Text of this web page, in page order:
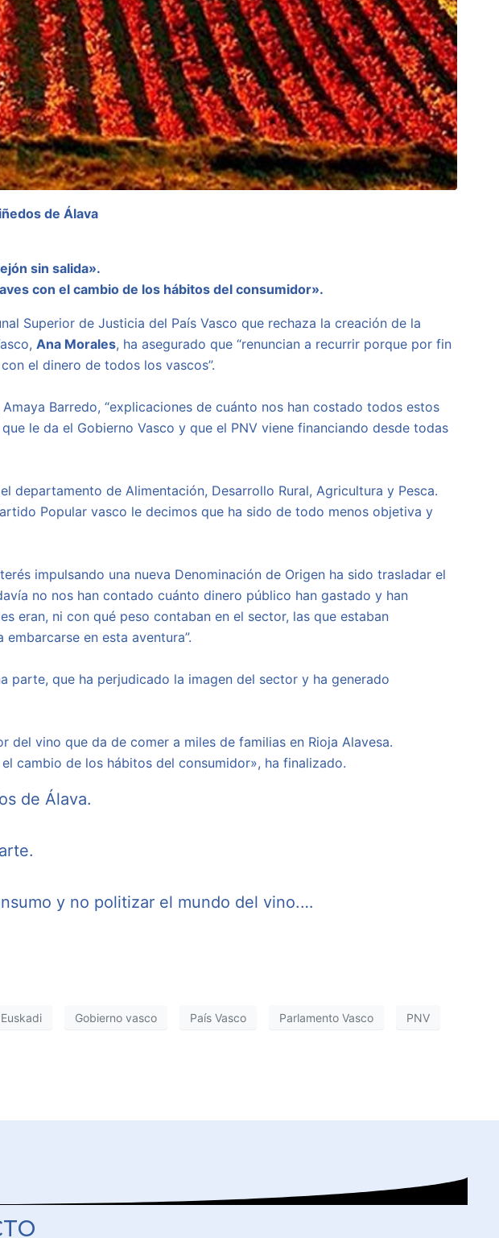
de Álava
sin salida».
con el cambio de los hábitos del consumidor».
Superior de Justicia del País Vasco que rechaza la creación de la
Ana Morales, ha asegurado que “renuncian a recurrir porque por fin
el dinero de todos los vascos”.
Barredo, “explicaciones de cuánto nos han costado todos estos
le da el Gobierno Vasco y que el PNV viene financiando desde todas
departamento de Alimentación, Desarrollo Rural, Agricultura y Pesca.
Popular vasco le decimos que ha sido de todo menos objetiva y
impulsando una nueva Denominación de Origen ha sido trasladar el
no nos han contado cuánto dinero público han gastado y han
eran, ni con qué peso contaban en el sector, las que estaban
en esta aventura”.
parte, que ha perjudicado la imagen del sector y ha generado
del vino que da de comer a miles de familias en Rioja Alavesa.
cambio de los hábitos del consumidor», ha finalizado.
de Álava.
y no politizar el mundo del vino.…
Euskadi Gobierno vasco País Vasco Parlamento Vasco PNV